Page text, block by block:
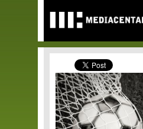
main
content